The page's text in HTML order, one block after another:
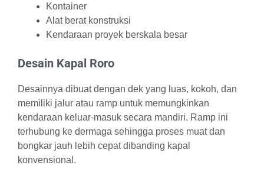
Kontainer
Alat berat konstruksi
Kendaraan proyek berskala besar
Desain Kapal Roro
Desainnya dibuat dengan dek yang luas, kokoh, dan
memiliki jalur atau ramp untuk memungkinkan
kendaraan keluar-masuk secara mandiri. Ramp ini
terhubung ke dermaga sehingga proses muat dan
bongkar jauh lebih cepat dibanding kapal
konvensional.